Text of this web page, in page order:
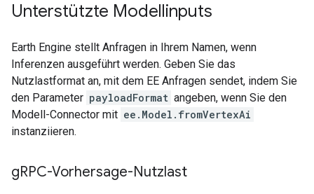
Unterstützte Modellinputs
Earth Engine stellt Anfragen in Ihrem Namen, wenn
Inferenzen ausgeführt werden. Geben Sie das
Nutzlastformat an, mit dem EE Anfragen sendet, indem Sie
den Parameter payloadFormat angeben, wenn Sie den
Modell-Connector mit ee.Model.fromVertexAi
instanziieren.
gRPC-Vorhersage-Nutzlast